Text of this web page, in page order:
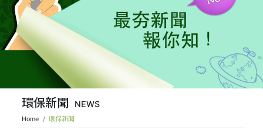
環保新聞 NEWS
Home 環保新聞